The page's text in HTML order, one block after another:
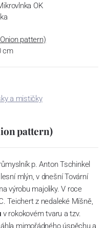
OK
pattern)
cm
a mističky
pattern)
p. Anton Tschinkel
mlýn, v dnešní Tovární
výrobu majoliky. V roce
Teichert z nedaleké Míšně,
v rokokovém tvaru a tzv.